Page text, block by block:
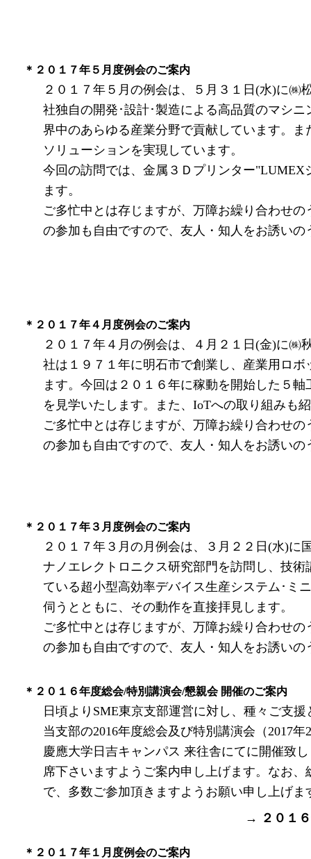
＊２０１７年５月度例会のご案内
２０１７年５月の例会は、５月３１日(水)に
社独自の開発･設計･製造による高品質のマシ
界中のあらゆる産業分野で貢献しています。
ソリューションを実現しています。
今回の訪問では、金属３Ｄプリンター
ます。
ご多忙中とは存じますが、万障お繰り合わせ
の参加も自由ですので、友人・知人をお誘い
＊２０１７年４月度例会のご案内
２０１７年４月の例会は、４月２１日(金)に
社は１９７１年に明石市で創業し、産業用ロ
ます。今回は２０１６年に稼動を開始した５
を見学いたします。また、IoTへの取り組みも
ご多忙中とは存じますが、万障お繰り合わせ
の参加も自由ですので、友人・知人をお誘い
＊２０１７年３月度例会のご案内
２０１７年３月の月例会は、３月２２日(水)
ナノエレクトロニクス研究部門を訪問し、技
ている超小型高効率デバイス生産システム･ミ
伺うとともに、その動作を直接拝見します。
ご多忙中とは存じますが、万障お繰り合わせ
の参加も自由ですので、友人・知人をお誘い
＊２０１６年度総会/特別講演会/懇親会 開催のご案内
日頃よりSME東京支部運営に対し、種々ご支
当支部の2016年度総会及び特別講演会（2017
慶應大学日吉キャンパス 来往舎にてに開催致
席下さいますようご案内申し上げます。なお
で、多数ご参加頂きますよう
→ ２０１
＊２０１７年１月度例会のご案内